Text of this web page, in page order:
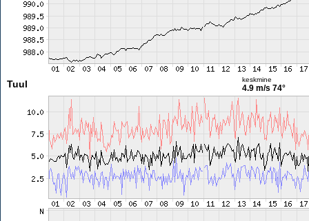
Tuul keskmine
4.9 m/s 74°